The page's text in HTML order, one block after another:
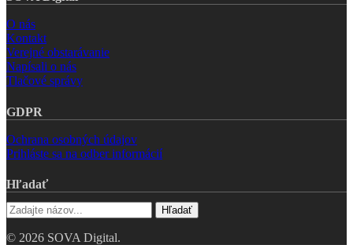
O nás
Kontakt
Verejné obstarávanie
Napísali o nás
Tlačové správy
GDPR
Ochrana osobných údajov
Prihláste sa na odber informácií
Hľadať
Hľadať
© 2026 SOVA Digital.